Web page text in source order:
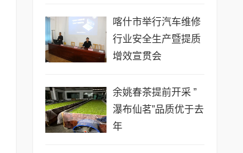
喀什市举行汽车维修
行业安全生产暨提质
增效宣贯会
余姚春茶提前开采 ”
瀑布仙茗”品质优于去
年